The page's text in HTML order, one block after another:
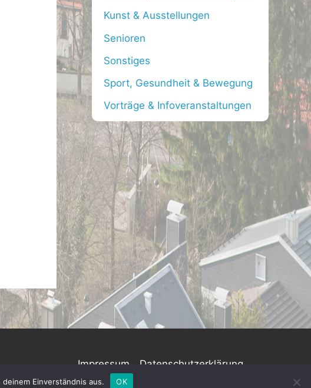
Kunst & Ausstellungen
Senioren
Sonstiges
Sport, Gesundheit & Bewegung
Vorträge & Infoveranstaltungen
Impressum Datenschutzerklärung
Einverständnis aus. OK